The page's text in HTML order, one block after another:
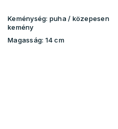
Keménység: puha / közepesen
kemény
Magasság: 14 cm